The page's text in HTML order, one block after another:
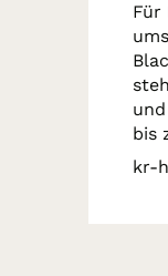
Für
bis
kr-